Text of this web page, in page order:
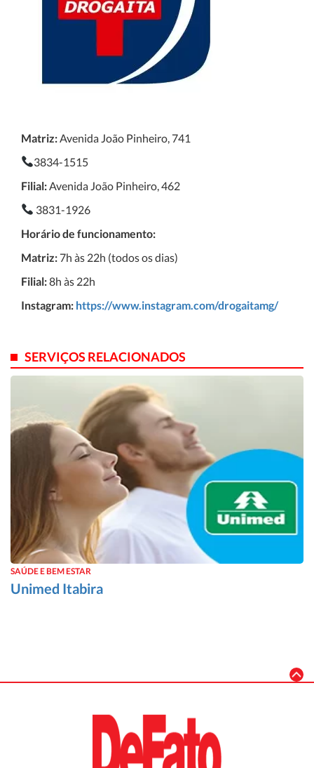
Matriz: Avenida João Pinheiro, 741
3834-1515
Filial: Avenida João Pinheiro, 462
3831-1926
Horário de funcionamento:
Matriz: 7h às 22h (todos os dias)
Filial:8h às 22h
Instagram: https://www.instagram.com/drogaitamg/
SERVIÇOS RELACIONADOS
SAÚDE E BEM ESTAR
Unimed Itabira